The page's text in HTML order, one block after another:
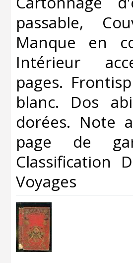
passable,
Manque en
Intérieur
pages.
blanc. Dos
dorées. Note
page de
Classification
Voyages‎